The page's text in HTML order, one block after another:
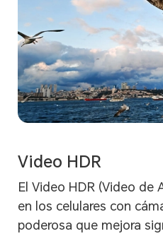
Video HDR
El Video HDR (Video de
en los celulares con
poderosa que mejora